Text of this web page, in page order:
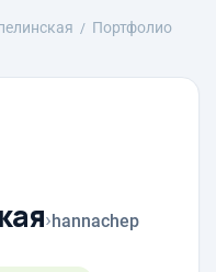
Портфолио
›hannachep